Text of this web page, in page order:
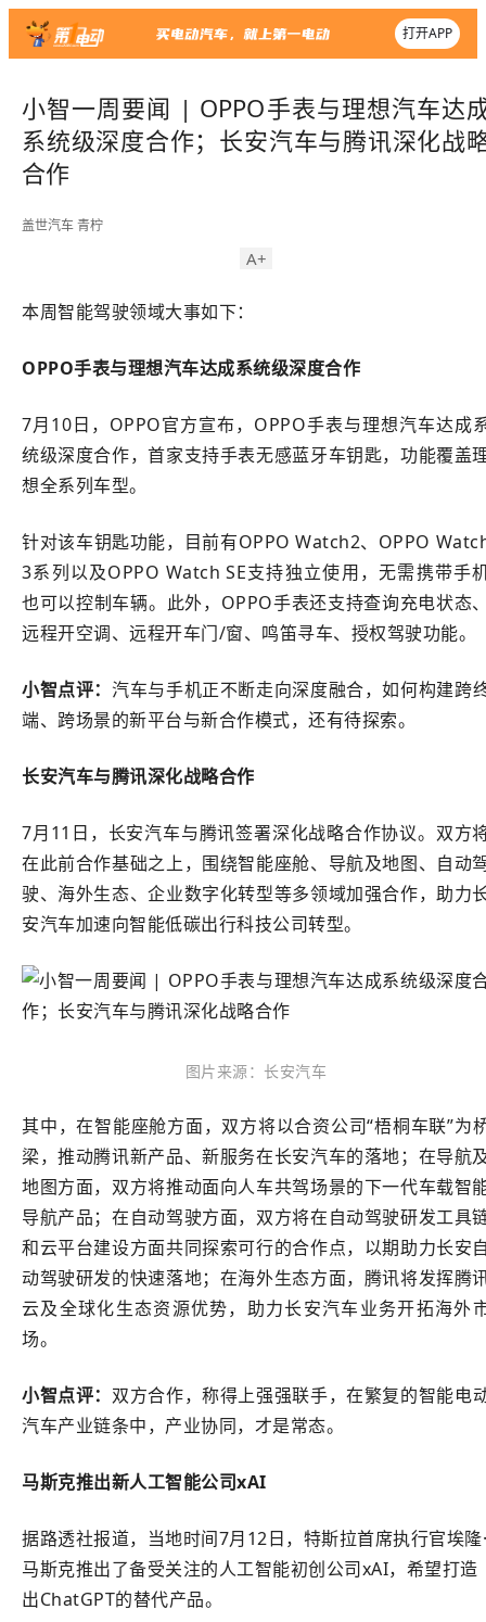
打开APP
小智一周要闻 | OPPO手表与理想汽车达
系统级深度合作；长安汽车与腾讯深化战
合作
盖世汽车青柠
A+
本周智能驾驶领域大事如下：
OPPO手表与理想汽车达成系统级深度合作
7月10日，OPPO官方宣布，OPPO手表与理想汽车达成
统级深度合作，首家支持手表无感蓝牙车钥匙，功能覆盖
想全系列车型。
针对该车钥匙功能，目前有OPPO Watch2、OPPO
3系列以及OPPO Watch SE支持独立使用，无需携带手
也可以控制车辆。此外，OPPO手表还支持查询充电状态
远程开空调、远程开车门/窗、鸣笛寻车、授权驾驶功能。
小智点评：汽车与手机正不断走向深度融合，如何构建跨
端、跨场景的新平台与新合作模式，还有待探索。
长安汽车与腾讯深化战略合作
7月11日，长安汽车与腾讯签署深化战略合作协议。双方
在此前合作基础之上，围绕智能座舱、导航及地图、自动
驶、海外生态、企业数字化转型等多领域加强合作，助力
安汽车加速向智能低碳出行科技公司转型。
图片来源：长安汽车
其中，在智能座舱方面，双方将以合资公司“梧桐车联”为
梁，推动腾讯新产品、新服务在长安汽车的落地；在导航
地图方面，双方将推动面向人车共驾场景的下一代车载智
导航产品；在自动驾驶方面，双方将在自动驾驶研发工具
和云平台建设方面共同探索可行的合作点，以期助力长安
动驾驶研发的快速落地；在海外生态方面，腾讯将发挥腾
云及全球化生态资源优势，助力长安汽车业务开拓海外
场。
小智点评： 双方合作，称得上强强联手，在繁复的智能电
汽车产业链条中，产业协同，才是常态。
马斯克推出新人工智能公司xAI
据路透社报道，当地时间7月12日，特斯拉首席执行官埃隆·
马斯克推出了备受关注的人工智能初创公司xAI，希望打造
出ChatGPT的替代产品。